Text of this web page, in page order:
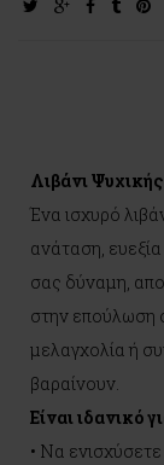
twittergoogle-facebook
tumblr
Λιβάνι
Ένα ισχυρό
ανάταση,
σας δύναμη,
στην επούλωση
μελαγχολία ή
βαραίνουν.
Είναι ιδανικό
• Να